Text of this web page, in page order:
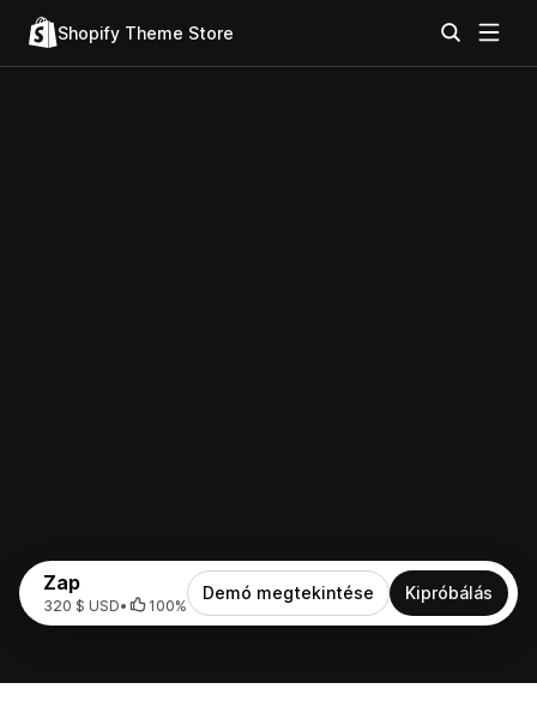
Shopify Theme Store
Zap
320 $ USD• 100%
Demó megtekintése Kipróbálás